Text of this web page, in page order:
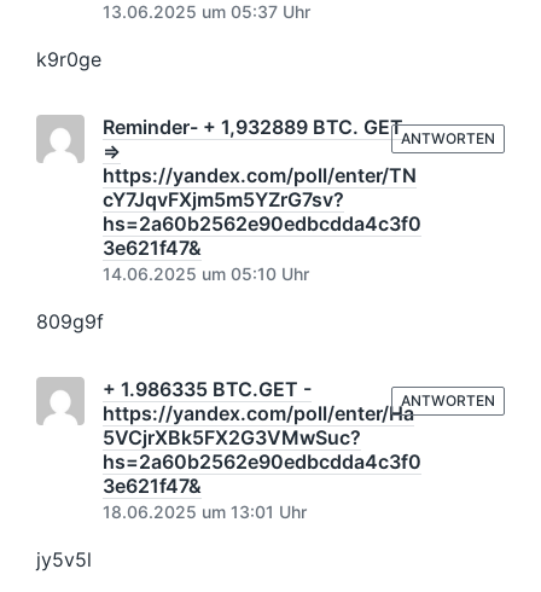
13.06.2025 um 05:37 Uhr
k9r0ge
Reminder- + 1,932889 BTC. GET
=>
https://yandex.com/poll/enter/TN
cY7JqvFXjm5m5YZrG7sv?
hs=2a60b2562e90edbcdda4c3f0
3e621f47&
14.06.2025 um 05:10 Uhr
809g9f
ANTWORTEN
+ 1.986335 BTC.GET -
https://yandex.com/poll/enter/Ha
5VCjrXBk5FX2G3VMwSuc?
hs=2a60b2562e90edbcdda4c3f0
3e621f47&
18.06.2025 um 13:01 Uhr
jy5v5l
ANTWORTEN